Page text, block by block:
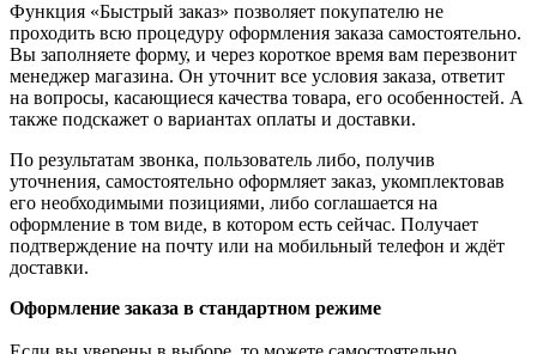
Функция «Быстрый заказ» позволяет покупателю не
проходить всю процедуру оформления заказа самостоятельно.
Вы заполняете форму, и через короткое время вам перезвонит
менеджер магазина. Он уточнит все условия заказа, ответит
на вопросы, касающиеся качества товара, его особенностей. А
также подскажет о вариантах оплаты и доставки.
По результатам звонка, пользователь либо, получив
уточнения, самостоятельно оформляет заказ, укомплектовав
его необходимыми позициями, либо соглашается на
оформление в том виде, в котором есть сейчас. Получает
подтверждение на почту или на мобильный телефон и ждёт
доставки.
Оформление заказа в стандартном режиме